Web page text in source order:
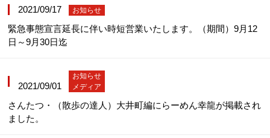
2021/09/17 お知らせ
緊急事態宣言延長に伴い時短営業いたします。（期間）9月12
日～9月30日迄
2021/09/01
お知らせ
メディア
さんたつ・（散歩の達人）大井町編にらーめん幸龍が掲載され
ました。